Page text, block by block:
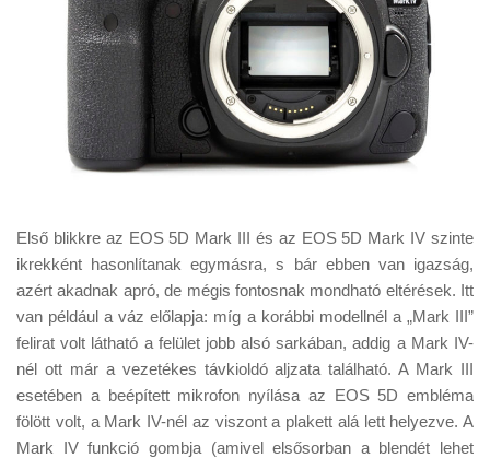
Első blikkre az EOS 5D Mark III és az EOS 5D Mark IV szinte
ikrekként hasonlítanak egymásra, s bár ebben van igazság,
azért akadnak apró, de mégis fontosnak mondható eltérések. Itt
van például a váz előlapja: míg a korábbi modellnél a „Mark III”
felirat volt látható a felület jobb alsó sarkában, addig a Mark IV-
nél ott már a vezetékes távkioldó aljzata található. A Mark III
esetében a beépített mikrofon nyílása az EOS 5D embléma
fölött volt, a Mark IV-nél az viszont a plakett alá lett helyezve. A
Mark IV funkció gombja (amivel elsősorban a blendét lehet